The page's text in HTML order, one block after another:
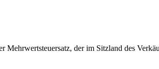
Mehrwertsteuersatz, der im Sitzland des